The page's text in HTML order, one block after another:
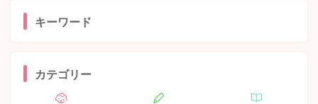
キーワード
カテゴリー